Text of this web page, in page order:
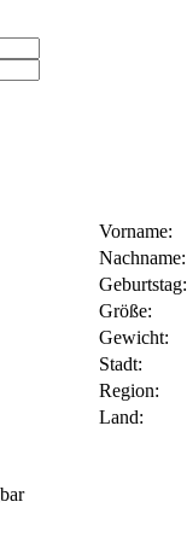
Vorname:
Nachname:
Geburtstag:
Größe:
Gewicht:
Stadt:
Region:
Land: